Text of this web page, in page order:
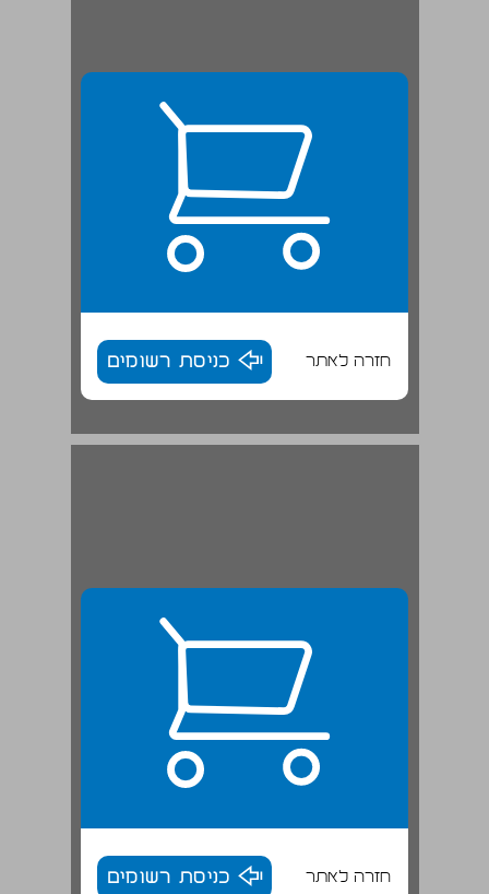
חזרה לאתר כניסת רשומים
חזרה לאתר כניסת רשומים